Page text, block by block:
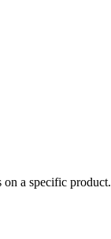
a specific product.